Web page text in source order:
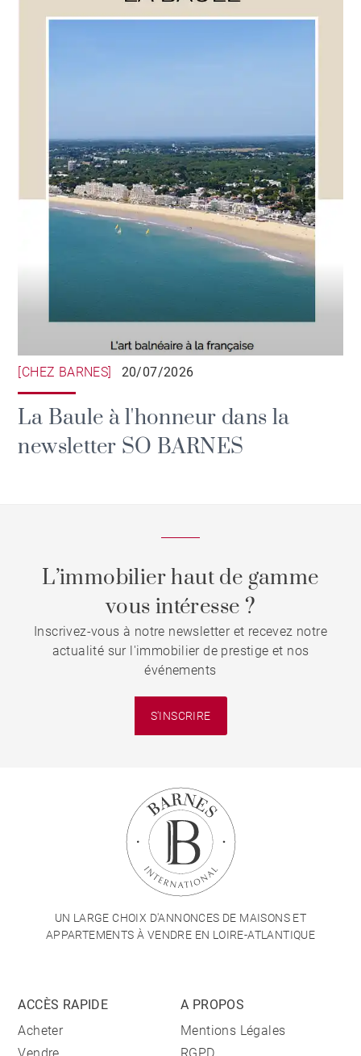
[CHEZ BARNES] 20/07/2026
La Baule à l'honneur dans la
newsletter SO BARNES
L’immobilier haut de gamme
vous intéresse ?
Inscrivez-vous à notre newsletter et recevez notre
actualité sur l'immobilier de prestige et nos
événements
S'INSCRIRE
UN LARGE CHOIX D'ANNONCES DE MAISONS ET
APPARTEMENTS À VENDRE EN LOIRE-ATLANTIQUE
ACCÈS RAPIDE
Acheter
A PROPOS
Mentions Légales